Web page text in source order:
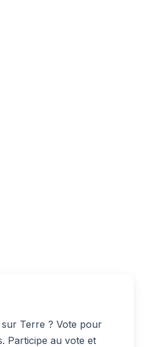
Terre ? Vote pour
Participe au vote et